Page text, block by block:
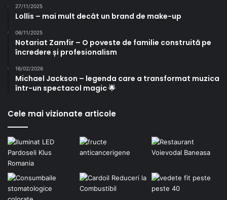
27/11/2025
Lollis – mai mult decât un brand de make-up
06/11/2025
Notariat Zamfir – O poveste de familie construită pe
încredere și profesionalism
16/02/2026
Michael Jackson – legenda care a transformat muzica
într-un spectacol magic 🌟
Cele mai vizionate articole